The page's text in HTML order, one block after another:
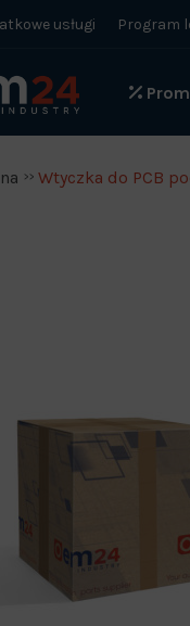
usługi Program
Wtyczka do PCB